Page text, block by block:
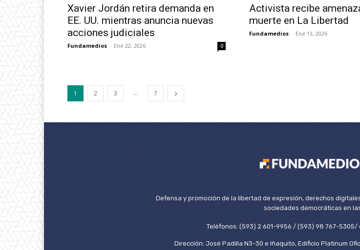
Xavier Jordán retira demanda en
EE. UU. mientras anuncia nuevas
acciones judiciales
Fundamedios - Ene 22, 2026 0
Activista recibe
muerte en La Libertad
Fundamedios - Ene 13, 2026
1 2 3 ... 7
Defensa y promoción de la libertad de expresión, derechos
sociedades democráticas en
Teléfonos: (593) 2 601-9956 / (593) 98 767-5305/
Dirección: José Padilla N3-30 e Iñaquito, Edificio Platinum